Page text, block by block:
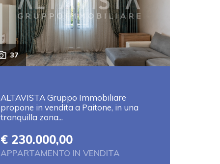
37
ALTAVISTA Gruppo Immobiliare
propone in vendita a Paitone, in una
tranquilla zona...
€ 230.000,00
APPARTAMENTO IN VENDITA